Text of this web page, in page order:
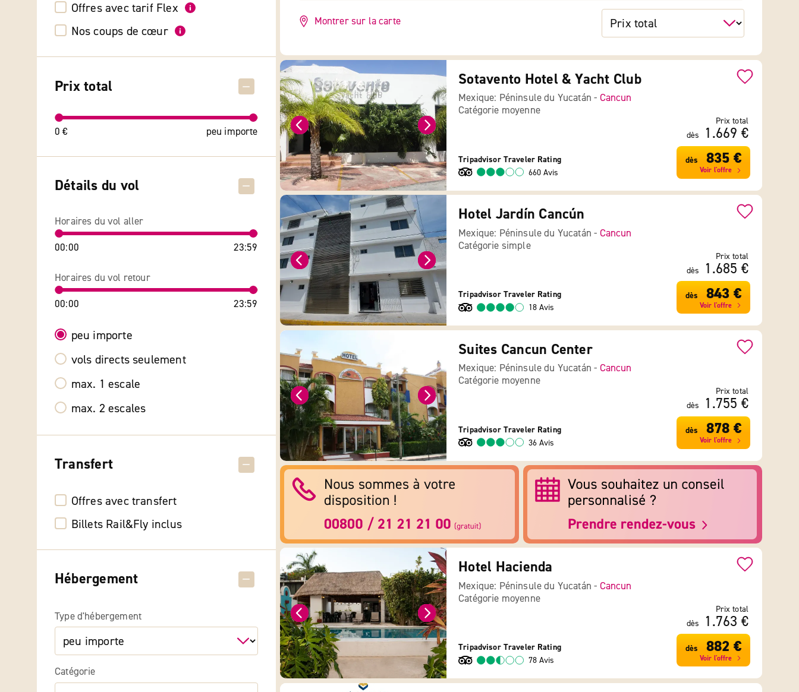
Offres avec tarif Flex
Nos coups de cœur
Prix total
0 € peu importe
Détails du vol
Horaires du vol aller
00:00 23:59
Horaires du vol retour
00:00 23:59
peu importe
vols directs seulement
max. 1 escale
max. 2 escales
Transfert
Offres avec transfert
Billets Rail&Fly inclus
Hébergement
Type d'hébergement
Catégorie
Montrer sur la carte
Sotavento Hotel & Yacht Club
Mexique: Péninsule du Yucatán - Cancun
Catégorie moyenne
Tripadvisor Traveler Rating
660 Avis
Prix total
dès
1.669 €
dès 835 €
Voir l'offre
Hotel Jardín Cancún
Mexique: Péninsule du Yucatán - Cancun
Catégorie simple
Tripadvisor Traveler Rating
18 Avis
Prix total
dès
1.685 €
dès 843 €
Voir l'offre
Suites Cancun Center
Mexique: Péninsule du Yucatán - Cancun
Catégorie moyenne
Tripadvisor Traveler Rating
36 Avis
Prix total
dès
1.755 €
dès 878 €
Voir l'offre
Hotel Hacienda
Mexique: Péninsule du Yucatán - Cancun
Catégorie moyenne
Tripadvisor Traveler Rating
78 Avis
Prix total
dès
1.763 €
dès 882 €
Voir l'offre